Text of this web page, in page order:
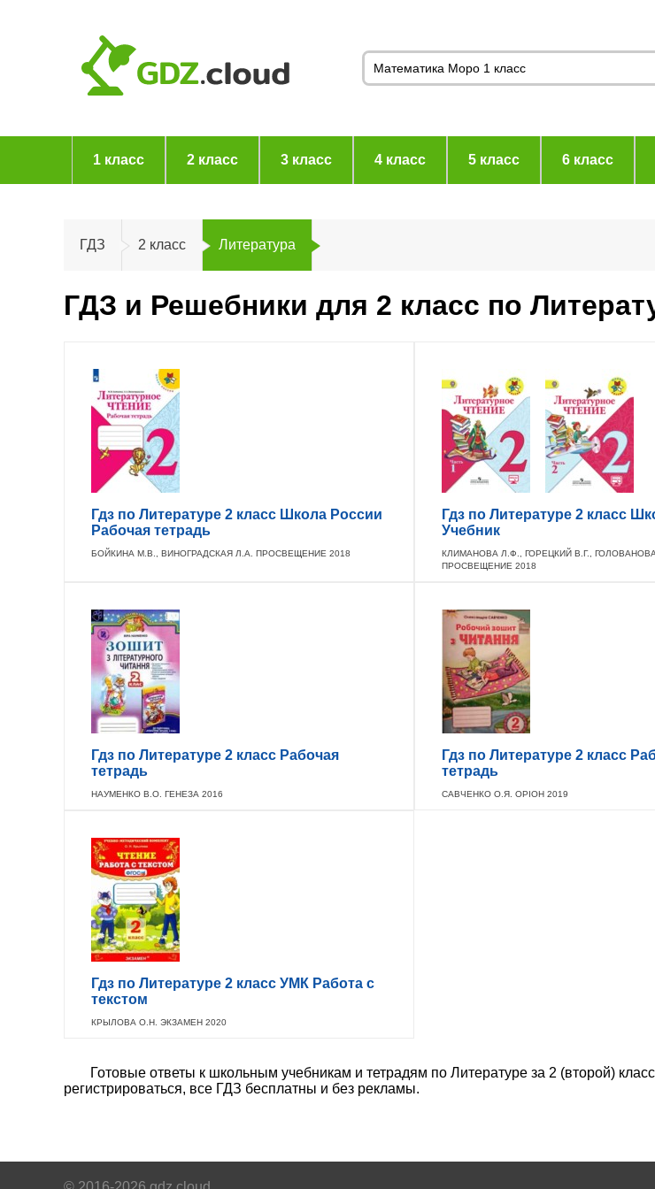
1 класс 2 класс 3 класс 4 класс 5 класс 6 класс
ГДЗ 2 класс Литература
ГДЗ и Решебники для 2 класс по
Гдз по Литературе 2 класс Школа России
Рабочая тетрадь
БОЙКИНА М.В., ВИНОГРАДСКАЯ Л.А. ПРОСВЕЩЕНИЕ 2018
Гдз по Литературе 2 класс
Учебник
КЛИМАНОВА Л.Ф., ГОРЕЦКИЙ В.Г.,
ПРОСВЕЩЕНИЕ 2018
Гдз по Литературе 2 класс Рабочая
тетрадь
НАУМЕНКО В.О. ГЕНЕЗА 2016
Гдз по Литературе 2 класс
тетрадь
САВЧЕНКО О.Я. ОРIОН 2019
Гдз по Литературе 2 класс УМК Работа с
текстом
КРЫЛОВА О.Н. ЭКЗАМЕН 2020
Готовые ответы к школьным учебникам и тетрадям по Литературе за 2 (второй)
регистрироваться, все ГДЗ бесплатны и без рекламы.